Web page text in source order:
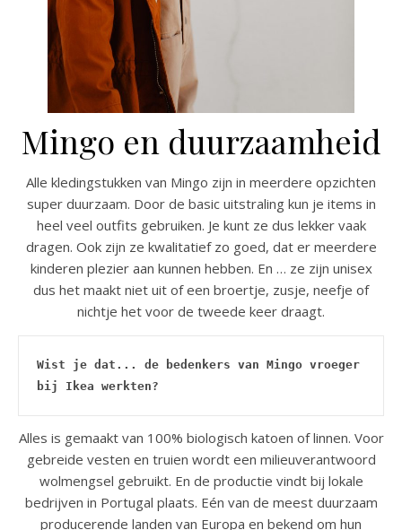
Mingo en duurzaamheid
Alle kledingstukken van Mingo zijn in meerdere opzichten
super duurzaam. Door de basic uitstraling kun je items in
heel veel outfits gebruiken. Je kunt ze dus lekker vaak
dragen. Ook zijn ze kwalitatief zo goed, dat er meerdere
kinderen plezier aan kunnen hebben. En … ze zijn unisex
dus het maakt niet uit of een broertje, zusje, neefje of
nichtje het voor de tweede keer draagt.
Wist je dat... de bedenkers van Mingo vroeger
bij Ikea werkten?
Alles is gemaakt van 100% biologisch katoen of linnen. Voor
gebreide vesten en truien wordt een milieuverantwoord
wolmengsel gebruikt. En de productie vindt bij lokale
bedrijven in Portugal plaats. Eén van de meest duurzaam
producerende landen van Europa en bekend om hun